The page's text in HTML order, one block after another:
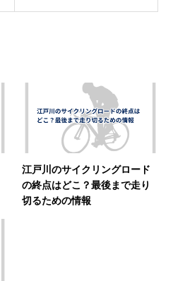
江戸川のサイクリングロード
の終点はどこ？最後まで走り
切るための情報